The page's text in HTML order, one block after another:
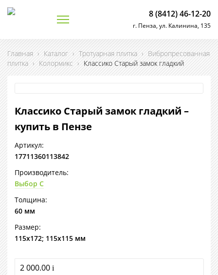
8 (8412) 46-12-20
г. Пенза, ул. Калинина, 135
Главная › Каталог › Тротуарная плитка › Вибропресованная
плитка › Колормикс › Классико Старый замок гладкий
Классико Старый замок гладкий –
купить в Пензе
Артикул:
17711360113842
Производитель:
Выбор С
Толщина:
60 мм
Размер:
115х172; 115х115 мм
2 000.00 i